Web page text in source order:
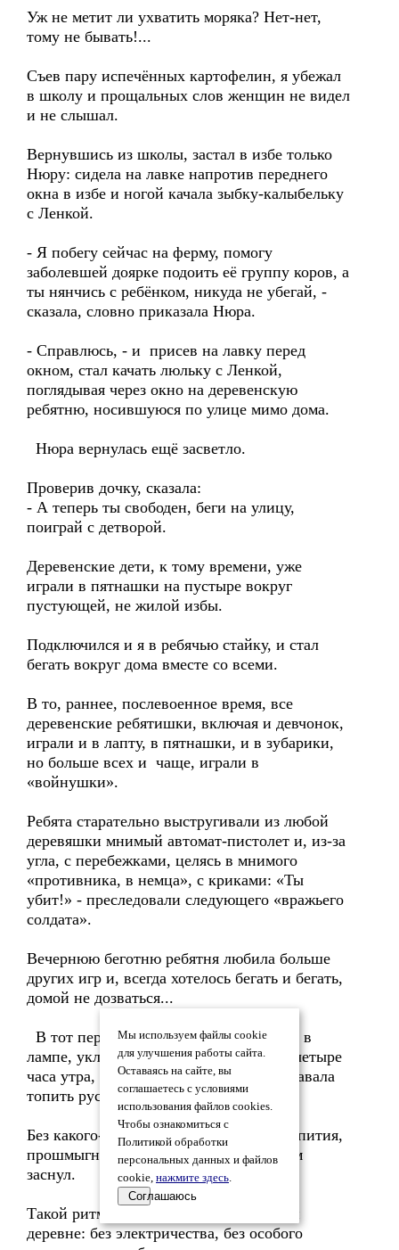
Уж не метит ли ухватить моряка? Нет-нет,
тому не бывать!...
Съев пару испечённых картофелин, я убежал
в школу и прощальных слов женщин не видел
и не слышал.
Вернувшись из школы, застал в избе только
Нюру: сидела на лавке напротив переднего
окна в избе и ногой качала зыбку-калыбельку
с Ленкой.
- Я побегу сейчас на ферму, помогу
заболевшей доярке подоить её группу коров, а
ты нянчись с ребёнком, никуда не убегай, -
сказала, словно приказала Нюра.
- Справлюсь, - и присев на лавку перед
окном, стал качать люльку с Ленкой,
поглядывая через окно на деревенскую
ребятню, носившуюся по улице мимо дома.
Нюра вернулась ещё засветло.
Проверив дочку, сказала:
- А теперь ты свободен, беги на улицу,
поиграй с детворой.
Деревенские дети, к тому времени, уже
играли в пятнашки на пустыре вокруг
пустующей, не жилой избы.
Подключился и я в ребячью стайку, и стал
бегать вокруг дома вместе со всеми.
В то, раннее, послевоенное время, все
деревенские ребятишки, включая и девчонок,
играли и в лапту, в пятнашки, и в зубарики,
но больше всех и чаще, играли в
«войнушки».
Ребята старательно выстругивали из любой
деревяшки мнимый автомат-пистолет и, из-за
угла, с перебежками, целясь в мнимого
«противника, в немца», с криками: «Ты
убит!» - преследовали следующего «вражьего
солдата».
Вечернюю беготню ребятня любила больше
других игр и, всегда хотелось бегать и бегать,
домой не дозваться...
В тот период жизни, экономя керосин в
лампе, укладывались спать рано, но в четыре
часа утра, бывало, раньше, хозяйка вставала
топить русскую печку.
Без какого-либо ужина и вечернего чаепития,
прошмыгнул на русскую печку и мигом
заснул.
Такой ритм-уклад был не только в этой
деревне: без электричества, без особого
Мы используем файлы cookie
для улучшения работы сайта.
Оставаясь на сайте, вы
соглашаетесь с условиями
использования файлов cookies.
Чтобы ознакомиться с
Политикой обработки
персональных данных и файлов
cookie, нажмите здесь.
Соглашаюсь